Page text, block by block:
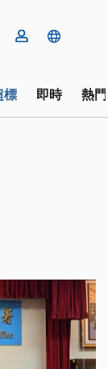
標 即時 熱